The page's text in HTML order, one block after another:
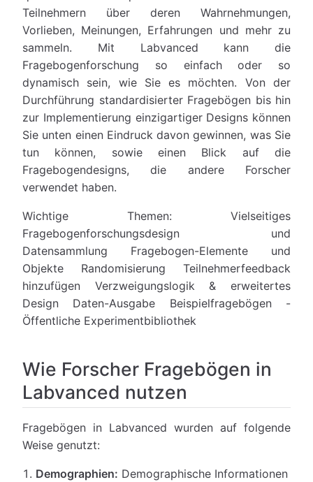
Teilnehmern über deren Wahrnehmungen,
Vorlieben, Meinungen, Erfahrungen und mehr zu
sammeln. Mit Labvanced kann die
Fragebogenforschung so einfach oder so
dynamisch sein, wie Sie es möchten. Von der
Durchführung standardisierter Fragebögen bis hin
zur Implementierung einzigartiger Designs können
Sie unten einen Eindruck davon gewinnen, was Sie
tun können, sowie einen Blick auf die
Fragebogendesigns, die andere Forscher
verwendet haben.
Wichtige Themen: Vielseitiges
Fragebogenforschungsdesign und
Datensammlung Fragebogen-Elemente und
Objekte Randomisierung Teilnehmerfeedback
hinzufügen Verzweigungslogik & erweitertes
Design Daten-Ausgabe Beispielfragebögen -
Öffentliche Experimentbibliothek
Wie Forscher Fragebögen in
Labvanced nutzen
Fragebögen in Labvanced wurden auf folgende
Weise genutzt:
Demographien: Demographische Informationen